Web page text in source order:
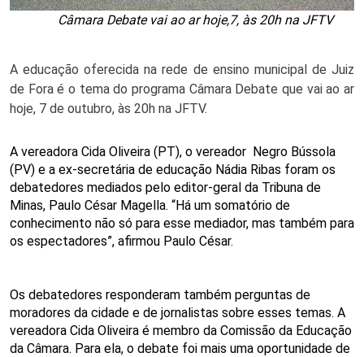
Câmara Debate vai ao ar hoje,7, às 20h na JFTV
A educação oferecida na rede de ensino municipal de Juiz
de Fora é o tema do programa Câmara Debate que vai ao ar
hoje, 7 de outubro, às 20h na JFTV.
A vereadora Cida Oliveira (PT), o vereador Negro Bússola
(PV) e a ex-secretária de educação Nádia Ribas foram os
debatedores mediados pelo editor-geral da Tribuna de
Minas, Paulo César Magella. “Há um somatório de
conhecimento não só para esse mediador, mas também para
os espectadores”, afirmou Paulo César.
Os debatedores responderam também perguntas de
moradores da cidade e de jornalistas sobre esses temas. A
vereadora Cida Oliveira é membro da Comissão da Educação
da Câmara. Para ela, o debate foi mais uma oportunidade de